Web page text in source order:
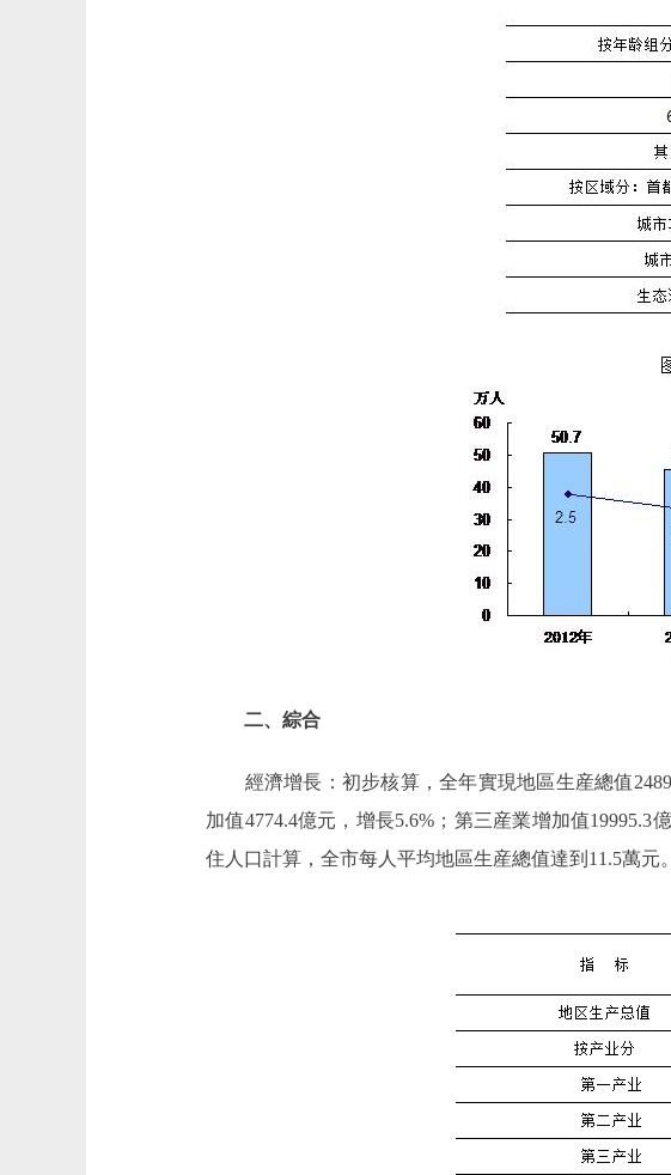
二、綜合
經濟增長：初步核算，全年實現地區生産總值
加值4774.4億元，增長5.6%；第三産業增加值19995.3
住人口計算，全市每人平均地區生産總值達到11.5萬元。